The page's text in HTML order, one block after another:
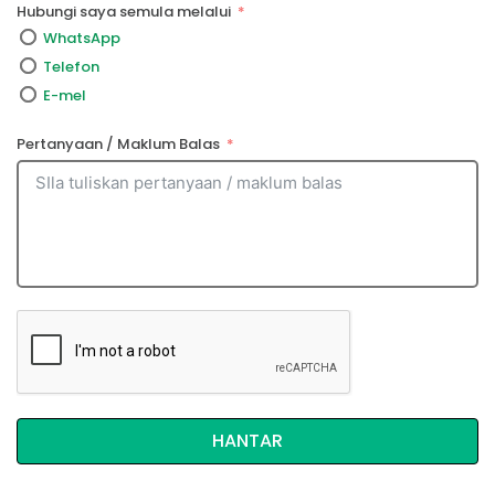
Hubungi saya semula melalui
WhatsApp
Telefon
E-mel
Pertanyaan / Maklum Balas
HANTAR